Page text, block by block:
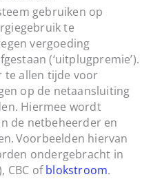
gebruiken op
te
vergoeding
(‘uitplugpremie’).
te allen tijde voor
op de netaansluiting
. Hiermee wordt
de netbeheerder en
Voorbeelden hiervan
ondergebracht in
CBC ofblokstroom.